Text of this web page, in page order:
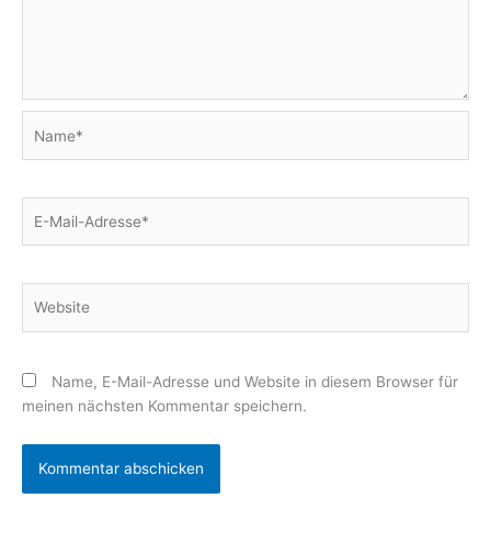
Mail-
Name, E-Mail-Adresse und Website in diesem Browser für
meinen nächsten Kommentar speichern.